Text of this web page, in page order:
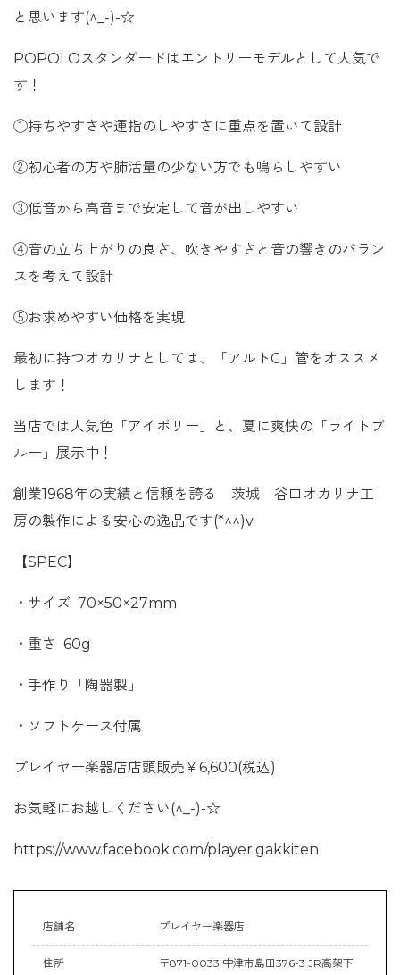
と思います(^_-)-☆
POPOLOスタンダードはエントリーモデルとして人気で
す！
①持ちやすさや運指のしやすさに重点を置いて設計
②初心者の方や肺活量の少ない方でも鳴らしやすい
③低音から高音まで安定して音が出しやすい
④音の立ち上がりの良さ、吹きやすさと音の響きのバラン
スを考えて設計
⑤お求めやすい価格を実現
最初に持つオカリナとしては、「アルトC」管をオススメ
します！
当店では人気色「アイボリー」と、夏に爽快の「ライトブ
ルー」展示中！
創業1968年の実績と信頼を誇る 茨城 谷口オカリナ工
房の製作による安心の逸品です(*^^)v
【SPEC】
・サイズ 70×50×27mm
・重さ 60g
・手作り「陶器製」
・ソフトケース付属
プレイヤー楽器店店頭販売￥6,600(税込)
お気軽にお越しください(^_-)-☆
https://www.facebook.com/player.gakkiten
店舗名 プレイヤー楽器店
住所 〒871-0033 中津市島田376-3 JR高架下